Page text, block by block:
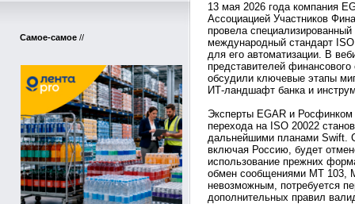
Самое-самое //
13 мая 2026 года компания
Ассоциацией Участников
провела
международный стандарт
для его автоматизации. В
представителей
обсудили ключевые этапы
ИТ-ландшафт банка и
Эксперты EGAR и
перехода на ISO 20022
дальнейшими планами Swift.
включая Россию, будет
использование прежних
обмен сообщениями MT 103,
невозможным, потребуется
дополнительных правил